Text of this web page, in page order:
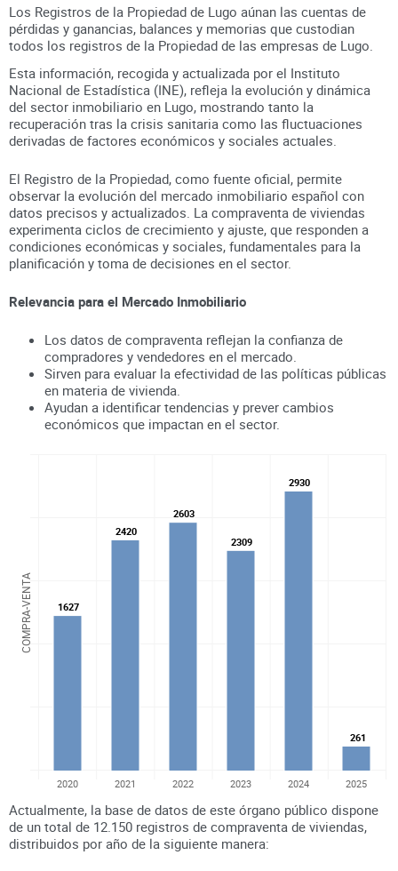
Los Registros de la Propiedad de Lugo aúnan las cuentas de
pérdidas y ganancias, balances y memorias que custodian
todos los registros de la Propiedad de las empresas de Lugo
Esta información, recogida y actualizada por el Instituto
Nacional de Estadística (INE), refleja la evolución y dinámica
del sector inmobiliario en Lugo, mostrando tanto la
recuperación tras la crisis sanitaria como las fluctuaciones
derivadas de factores económicos y sociales actuales.
El Registro de la Propiedad, como fuente oficial, permite
observar la evolución del mercado inmobiliario español con
datos precisos y actualizados. La compraventa de viviendas
experimenta ciclos de crecimiento y ajuste, que responden a
condiciones económicas y sociales, fundamentales para la
planificación y toma de decisiones en el sector.
Relevancia para el Mercado Inmobiliario
Los datos de compraventa reflejan la confianza de
compradores y vendedores en el mercado.
Sirven para evaluar la efectividad de las políticas públicas
en materia de vivienda.
Ayudan a identificar tendencias y prever cambios
económicos que impactan en el sector.
COMPRA-VENTA 1627
1627
2420
2420
2603
2603
2309
2309
2930
2930
261
261
2020 2021 2022 2023 2024 2025
Actualmente, la base de datos de este órgano público dispone
de un total de 12.150 registros de compraventa de viviendas,
distribuidos por año de la siguiente manera: